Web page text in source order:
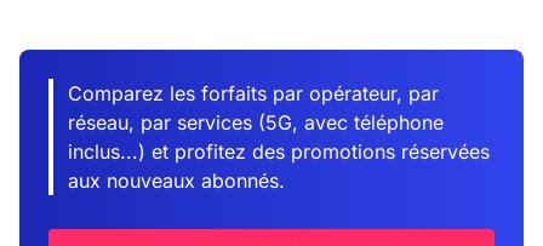
Comparez les forfaits par opérateur, par
réseau, par services (5G, avec téléphone
inclus...) et profitez des promotions réservées
aux nouveaux abonnés.